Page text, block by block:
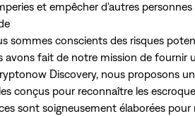
et empêcher d'autres
sommes conscients des risques
avons fait de notre mission de
Discovery, nous proposons
conçus pour reconnaître les
sont soigneusement élaborées